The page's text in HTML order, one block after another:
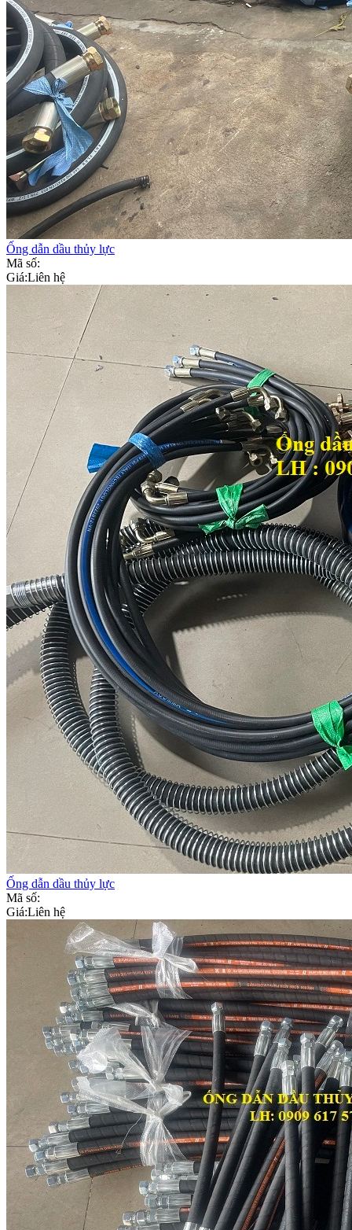
Ống dẫn dầu thủy lực
Mã số:
Giá:Liên hệ
Ống dẫn dầu thủy lực
Mã số:
Giá:Liên hệ